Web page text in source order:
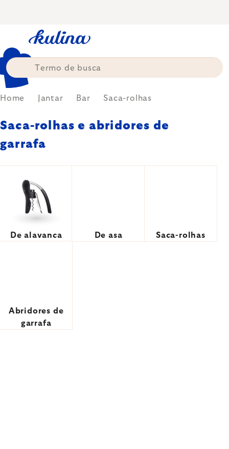
Home Jantar Bar Saca-rolhas
Saca-rolhas e abridores de
garrafa
De alavanca De asa Saca-rolhas
Abridores de
garrafa